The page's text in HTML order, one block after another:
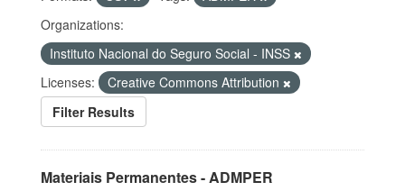
Organizations:
Instituto Nacional do Seguro Social - INSS
Licenses:
Creative Commons Attribution
Filter Results
Materiais Permanentes - ADMPER